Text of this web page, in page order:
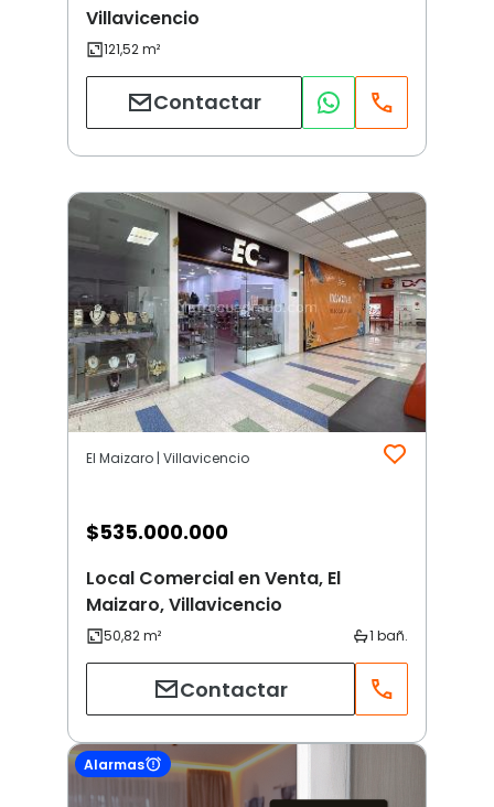
Villavicencio
Contactar
El Maizaro | Villavicencio
$535.000.000
Local Comercial en Venta, El
Maizaro, Villavicencio
Contactar
Alarmas